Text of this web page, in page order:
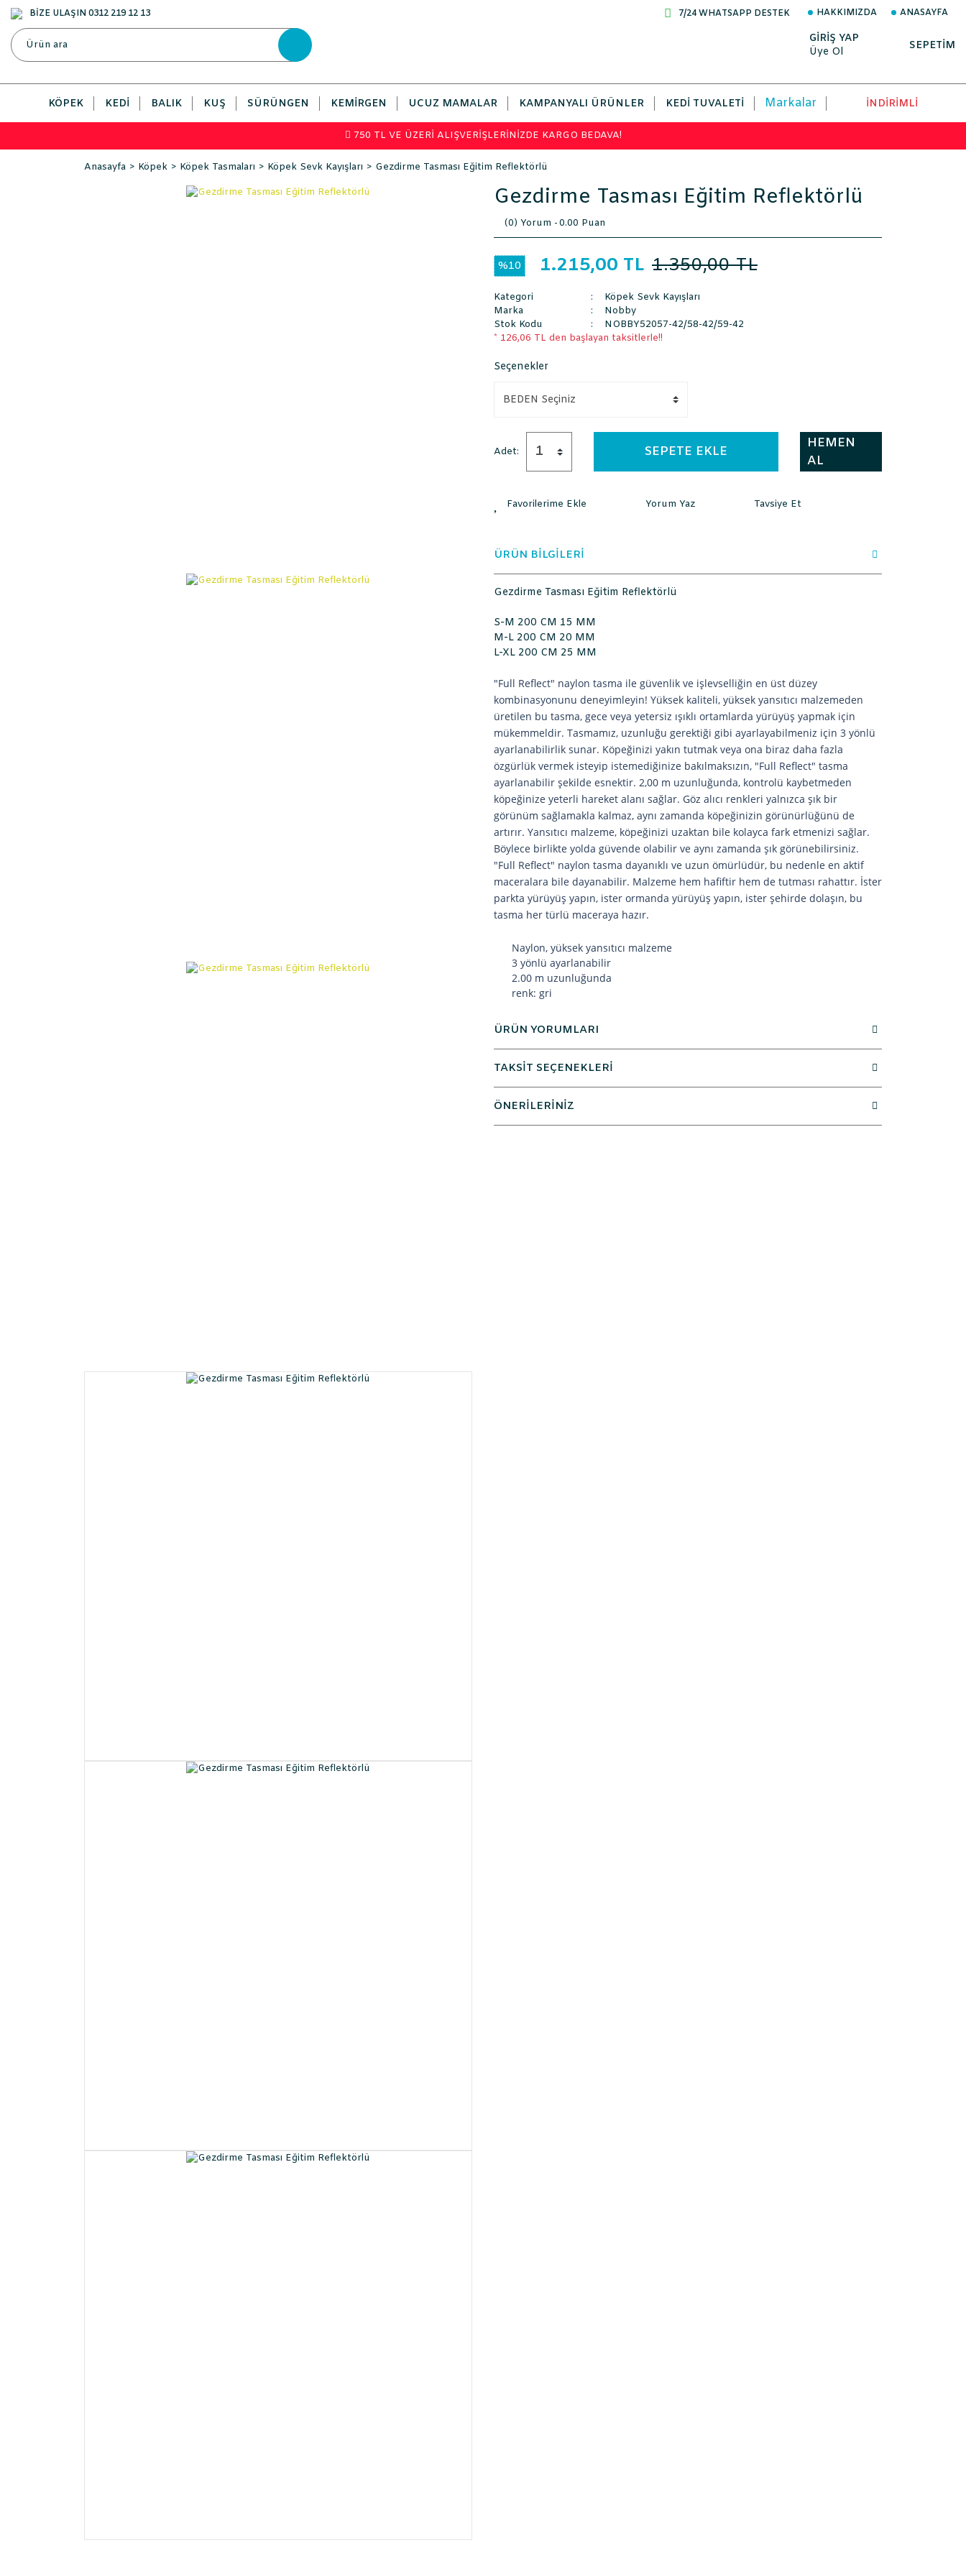
BİZE ULAŞIN 0312 219 12 13 7/24 WHATSAPP DESTEK HAKKIMIZDA ANASAYFA
GİRİŞ YAP
Üye Ol
SEPETİM
KÖPEK KEDI BALIK KUŞ SÜRÜNGEN KEMIRGEN UCUZ MAMALAR KAMPANYALI ÜRÜNLER KEDI TUVALETI Markalar İNDİRİMLİ
750 TL VE ÜZERİ ALIŞVERİŞLERİNİZDE KARGO BEDAVA!
Anasayfa Köpek Köpek Tasmaları Köpek Sevk Kayışları Gezdirme Tasması Eğitim Reflektörlü
Gezdirme Tasması Eğitim Reflektörlü
(0) Yorum -0.00 Puan
%10 1.215,00 TL 1.350,00 TL
Kategori
Köpek Sevk Kayışları
Marka
Nobby
Stok Kodu
NOBBY52057-42/58-42/59-42
* 126,06 TL den başlayan taksitlerle!!
Seçenekler
Adet: SEPETE EKLE
HEMEN
AL
Yorum Yaz Tavsiye Et
ÜRÜN BİLGİLERİ
Gezdirme Tasması Eğitim Reflektörlü
S-M 200 CM 15 MM
M-L 200 CM 20 MM
L-XL 200 CM 25 MM
"Full Reflect" naylon tasma ile güvenlik ve işlevselliğin en üst düzey
kombinasyonunu deneyimleyin! Yüksek kaliteli, yüksek yansıtıcı malzemeden
üretilen bu tasma, gece veya yetersiz ışıklı ortamlarda yürüyüş yapmak için
mükemmeldir. Tasmamız, uzunluğu gerektiği gibi ayarlayabilmeniz için 3 yönlü
ayarlanabilirlik sunar. Köpeğinizi yakın tutmak veya ona biraz daha fazla
özgürlük vermek isteyip istemediğinize bakılmaksızın, "Full Reflect" tasma
ayarlanabilir şekilde esnektir. 2,00 m uzunluğunda, kontrolü kaybetmeden
köpeğinize yeterli hareket alanı sağlar. Göz alıcı renkleri yalnızca şık bir
görünüm sağlamakla kalmaz, aynı zamanda köpeğinizin görünürlüğünü de
artırır. Yansıtıcı malzeme, köpeğinizi uzaktan bile kolayca fark etmenizi sağlar.
Böylece birlikte yolda güvende olabilir ve aynı zamanda şık görünebilirsiniz.
"Full Reflect" naylon tasma dayanıklı ve uzun ömürlüdür, bu nedenle en aktif
maceralara bile dayanabilir. Malzeme hem hafiftir hem de tutması rahattır. İster
parkta yürüyüş yapın, ister ormanda yürüyüş yapın, ister şehirde dolaşın, bu
tasma her türlü maceraya hazır.
Naylon, yüksek yansıtıcı malzeme
3 yönlü ayarlanabilir
2.00 m uzunluğunda
renk: gri
ÜRÜN YORUMLARI
TAKSİT SEÇENEKLERİ
ÖNERİLERİNİZ